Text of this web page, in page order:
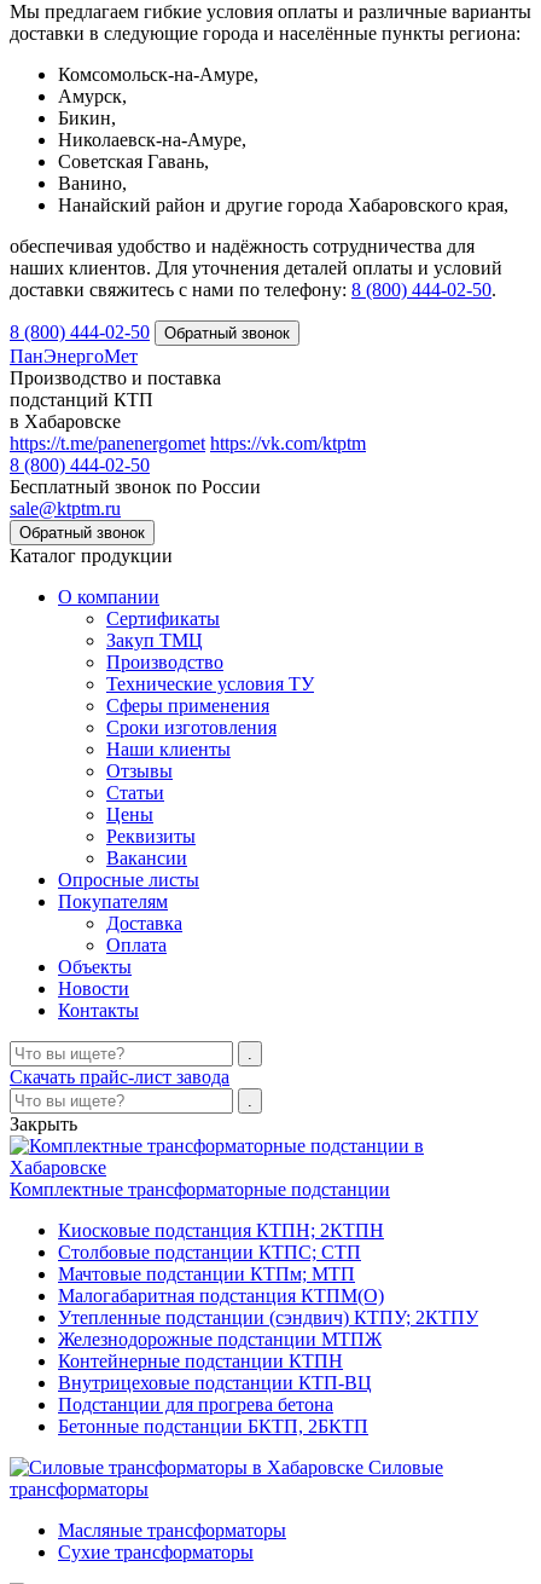
Мы предлагаем гибкие условия оплаты и различные варианты
доставки в следующие города и населённые пункты региона:
Комсомольск-на-Амуре,
Амурск,
Бикин,
Николаевск-на-Амуре,
Советская Гавань,
Ванино,
Нанайский район и другие города Хабаровского края,
обеспечивая удобство и надёжность сотрудничества для
наших клиентов. Для уточнения деталей оплаты и условий
доставки свяжитесь с нами по телефону: 8 (800) 444‑02‑50.
8 (800) 444-02-50
ПанЭнергоМет
Производство и поставка
подстанций КТП
в Хабаровске
https://t.me/panenergomet https://vk.com/ktptm
8 (800) 444-02-50
Бесплатный звонок по России
sale@ktptm.ru
Каталог продукции
О компании
Сертификаты
Закуп ТМЦ
Производство
Технические условия ТУ
Сферы применения
Сроки изготовления
Наши клиенты
Отзывы
Статьи
Цены
Реквизиты
Вакансии
Опросные листы
Покупателям
Доставка
Оплата
Объекты
Новости
Контакты
Скачать прайс-лист завода
Закрыть
Комплектные трансформаторные подстанции
Киосковые подстанция КТПН; 2КТПН
Столбовые подстанции КТПС; СТП
Мачтовые подстанции КТПм; МТП
Малогабаритная подстанция КТПМ(О)
Утепленные подстанции (сэндвич) КТПУ; 2КТПУ
Железнодорожные подстанции МТПЖ
Контейнерные подстанции КТПН
Внутрицеховые подстанции КТП-ВЦ
Подстанции для прогрева бетона
Бетонные подстанции БКТП, 2БКТП
Силовые
трансформаторы
Масляные трансформаторы
Сухие трансформаторы